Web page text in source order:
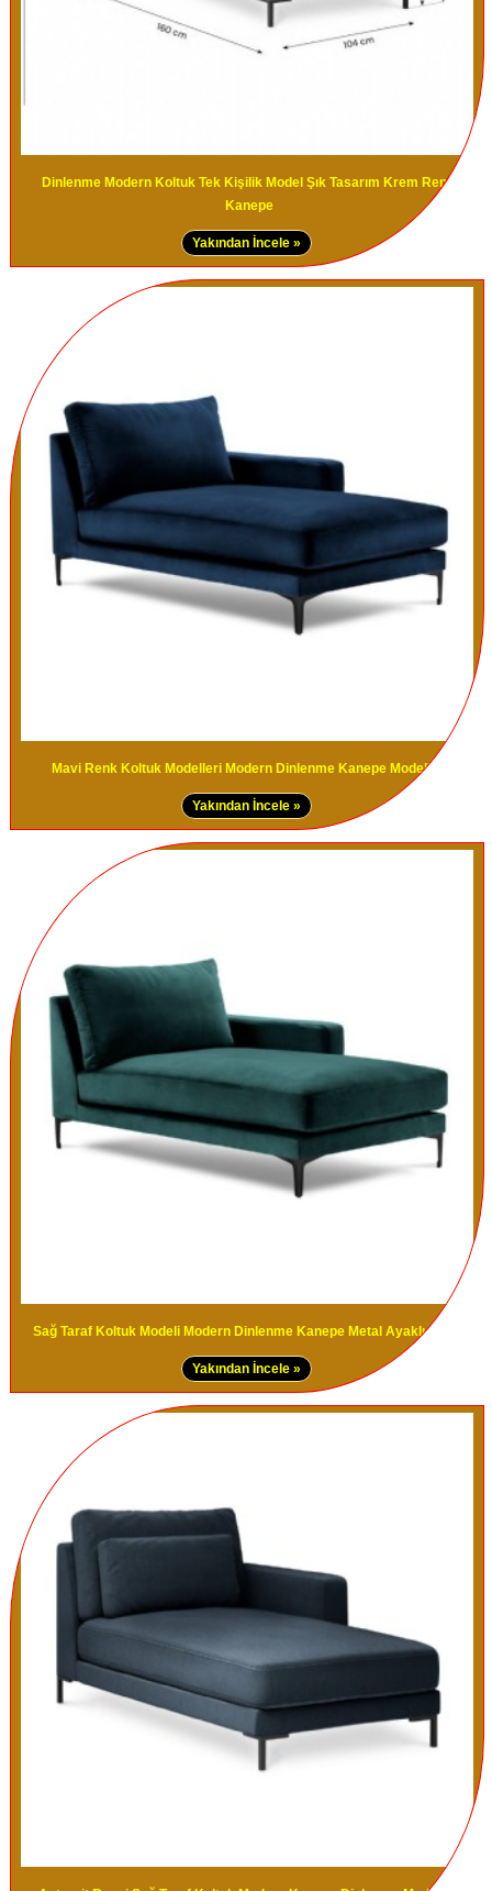
Dinlenme Modern Koltuk Tek Kişilik Model Şık Tasarım Krem Rengi
Kanepe
Yakından İncele »
Mavi Renk Koltuk Modelleri Modern Dinlenme Kanepe Modelleri
Yakından İncele »
Sağ Taraf Koltuk Modeli Modern Dinlenme Kanepe Metal Ayaklı Model
Yakından İncele »